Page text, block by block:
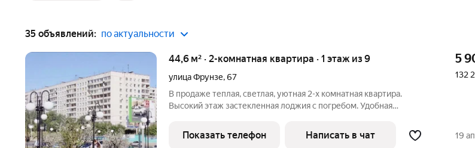
35 объявлений: по актуальности
44,6 м² · 2-комнатная квартира · 1 этаж из 9
улица Фрунзе,67
В продаже теплая, светлая, уютная 2-х комнатная квартира.
Высокий этаж застекленная лоджия с погребом. Удобная
минутах ходьбы расположена школа 96 и 15 гимназия, четыре
детских сада, два
5
132
Показать телефон Написать в чат 19